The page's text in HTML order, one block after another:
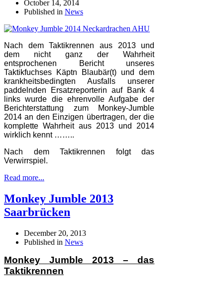
October 14, 2014
Published in News
Nach dem Taktikrennen aus 2013 und
dem nicht ganz der Wahrheit
entsprochenen Bericht unseres
Taktikfuchses Käptn Blaubär(t) und dem
krankheitsbedingten Ausfalls unserer
paddelnden Ersatzreporterin auf Bank 4
links wurde die ehrenvolle Aufgabe der
Berichterstattung zum Monkey-Jumble
2014 an den Einzigen übertragen, der die
komplette Wahrheit aus 2013 und 2014
wirklich kennt ……..
Nach dem Taktikrennen folgt das
Verwirrspiel.
Read more...
Monkey Jumble 2013
Saarbrücken
December 20, 2013
Published in News
Monkey Jumble 2013 – das
Taktikrennen